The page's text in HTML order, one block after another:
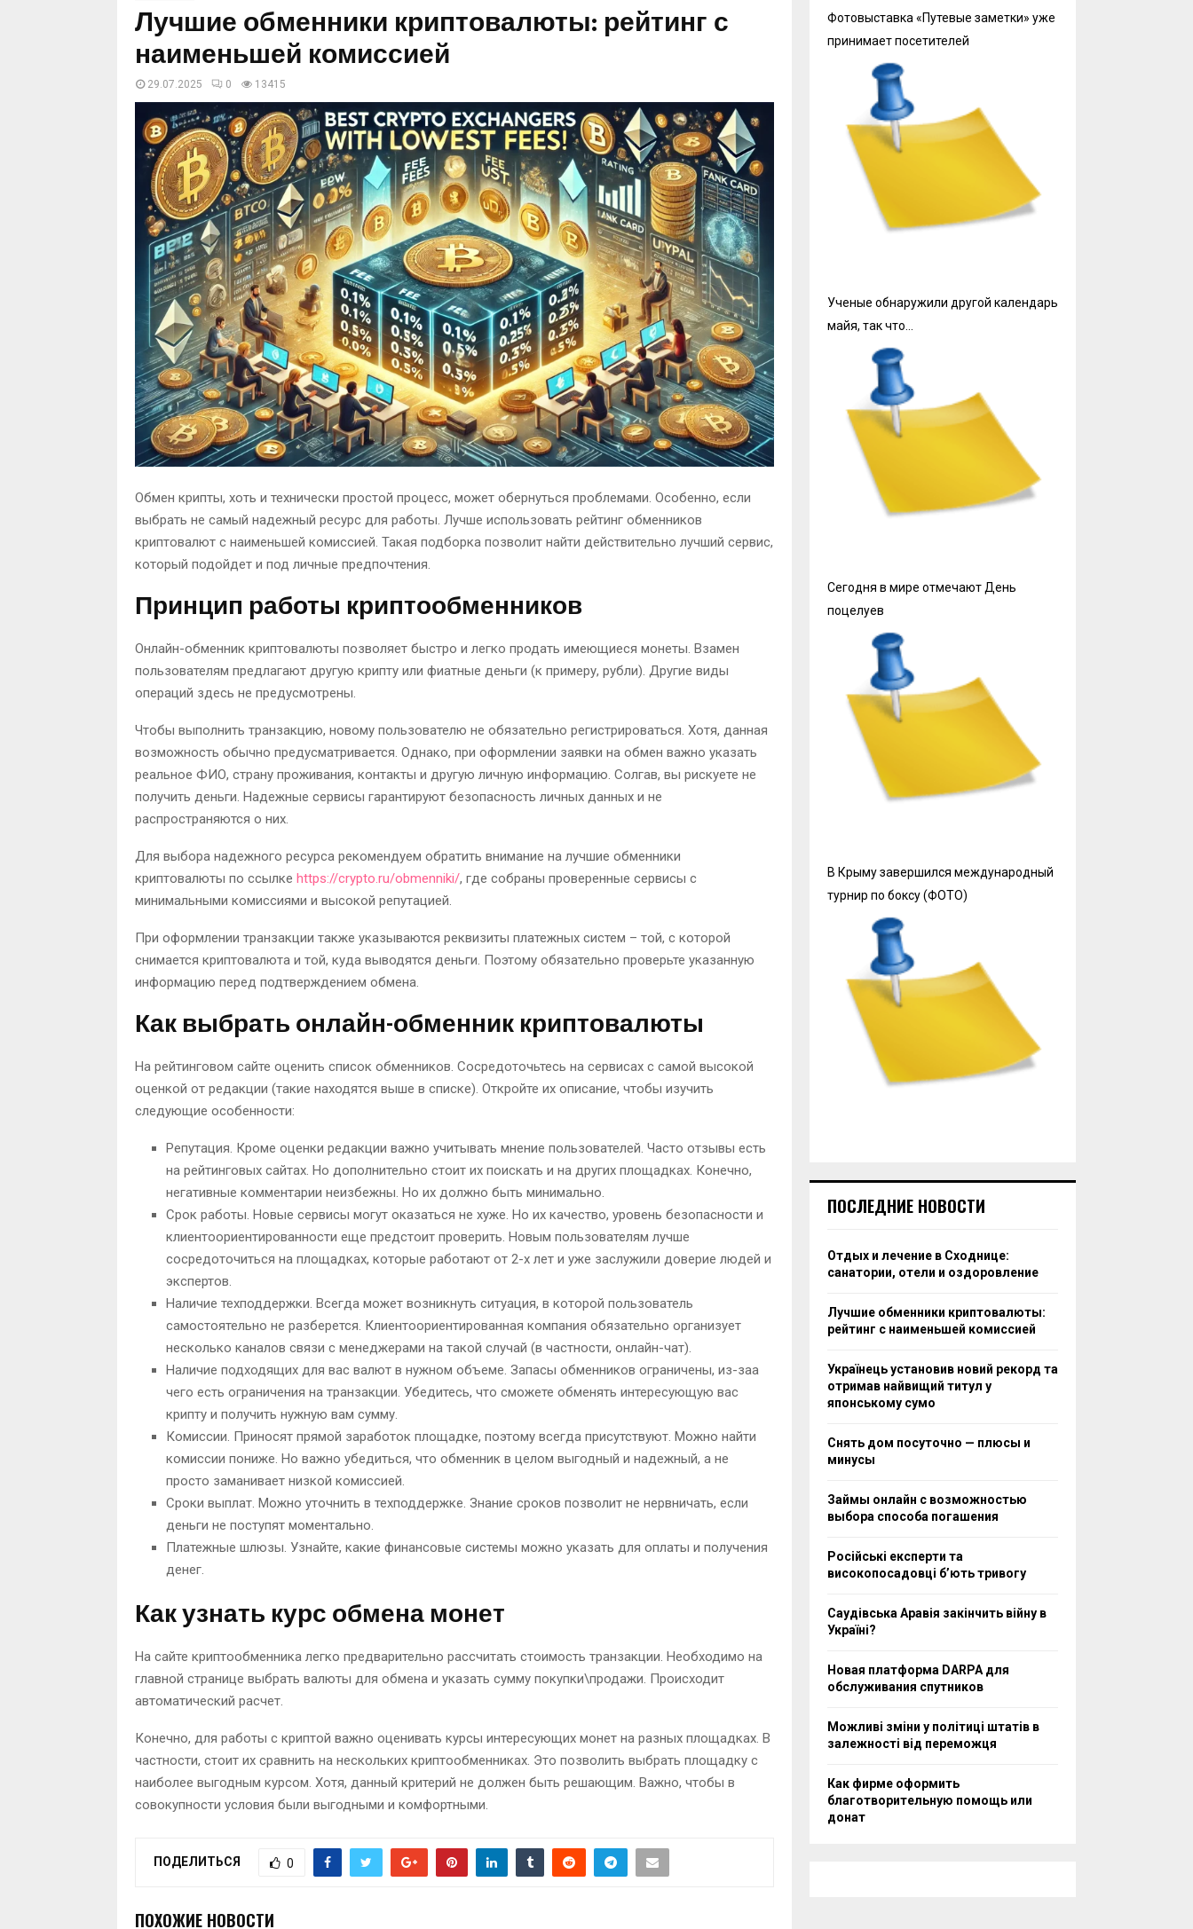
Лучшие обменники криптовалюты: рейтинг с
наименьшей комиссией
29.07.2025 0 13415
Обмен крипты, хоть и технически простой процесс, может обернуться проблемами. Особенно, если
выбрать не самый надежный ресурс для работы. Лучше использовать рейтинг обменников
криптовалют с наименьшей комиссией. Такая подборка позволит найти действительно лучший сервис,
который подойдет и под личные предпочтения.
Принцип работы криптообменников
Онлайн-обменник криптовалюты позволяет быстро и легко продать имеющиеся монеты. Взамен
пользователям предлагают другую крипту или фиатные деньги (к примеру, рубли). Другие виды
операций здесь не предусмотрены.
Чтобы выполнить транзакцию, новому пользователю не обязательно регистрироваться. Хотя, данная
возможность обычно предусматривается. Однако, при оформлении заявки на обмен важно указать
реальное ФИО, страну проживания, контакты и другую личную информацию. Солгав, вы рискуете не
получить деньги. Надежные сервисы гарантируют безопасность личных данных и не
распространяются о них.
Для выбора надежного ресурса рекомендуем обратить внимание на лучшие обменники
криптовалюты по ссылке https://crypto.ru/obmenniki/, где собраны проверенные сервисы с
минимальными комиссиями и высокой репутацией.
При оформлении транзакции также указываются реквизиты платежных систем – той, с которой
снимается криптовалюта и той, куда выводятся деньги. Поэтому обязательно проверьте указанную
информацию перед подтверждением обмена.
Как выбрать онлайн-обменник криптовалюты
На рейтинговом сайте оценить список обменников. Сосредоточьтесь на сервисах с самой высокой
оценкой от редакции (такие находятся выше в списке). Откройте их описание, чтобы изучить
следующие особенности:
Репутация. Кроме оценки редакции важно учитывать мнение пользователей. Часто отзывы есть
на рейтинговых сайтах. Но дополнительно стоит их поискать и на других площадках. Конечно,
негативные комментарии неизбежны. Но их должно быть минимально.
Срок работы. Новые сервисы могут оказаться не хуже. Но их качество, уровень безопасности и
клиентоориентированности еще предстоит проверить. Новым пользователям лучше
сосредоточиться на площадках, которые работают от 2-х лет и уже заслужили доверие людей и
экспертов.
Наличие техподдержки. Всегда может возникнуть ситуация, в которой пользователь
самостоятельно не разберется. Клиентоориентированная компания обязательно организует
несколько каналов связи с менеджерами на такой случай (в частности, онлайн-чат).
Наличие подходящих для вас валют в нужном объеме. Запасы обменников ограничены, из-заа
чего есть ограничения на транзакции. Убедитесь, что сможете обменять интересующую вас
крипту и получить нужную вам сумму.
Комиссии. Приносят прямой заработок площадке, поэтому всегда присутствуют. Можно найти
комиссии пониже. Но важно убедиться, что обменник в целом выгодный и надежный, а не
просто заманивает низкой комиссией.
Сроки выплат. Можно уточнить в техподдержке. Знание сроков позволит не нервничать, если
деньги не поступят моментально.
Платежные шлюзы. Узнайте, какие финансовые системы можно указать для оплаты и получения
денег.
Как узнать курс обмена монет
На сайте криптообменника легко предварительно рассчитать стоимость транзакции. Необходимо на
главной странице выбрать валюты для обмена и указать сумму покупки\продажи. Происходит
автоматический расчет.
Конечно, для работы с криптой важно оценивать курсы интересующих монет на разных площадках. В
частности, стоит их сравнить на нескольких криптообменниках. Это позволить выбрать площадку с
наиболее выгодным курсом. Хотя, данный критерий не должен быть решающим. Важно, чтобы в
совокупности условия были выгодными и комфортными.
ПОДЕЛИТЬСЯ 0
ПОХОЖИЕ НОВОСТИ
Фотовыставка «Путевые заметки» уже
принимает посетителей
Ученые обнаружили другой календарь
майя, так что…
Сегодня в мире отмечают День
поцелуев
В Крыму завершился международный
турнир по боксу (ФОТО)
ПОСЛЕДНИЕ НОВОСТИ
Отдых и лечение в Сходнице:
санатории, отели и оздоровление
Лучшие обменники криптовалюты:
рейтинг с наименьшей комиссией
Українець установив новий рекорд та
отримав найвищий титул у
японському сумо
Снять дом посуточно — плюсы и
минусы
Займы онлайн с возможностью
выбора способа погашения
Російські експерти та
високопосадовці бʼють тривогу
Саудівська Аравія закінчить війну в
Україні?
Новая платформа DARPA для
обслуживания спутников
Можливі зміни у політиці штатів в
залежності від переможця
Как фирме оформить
благотворительную помощь или
донат